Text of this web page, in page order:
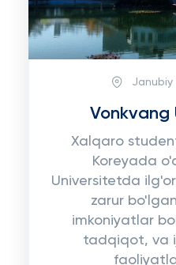
Janubiy
Vonkvang
Xalqaro
Koreyada
Universitetda
zarur
imkoniyatlar
tadqiqot, va